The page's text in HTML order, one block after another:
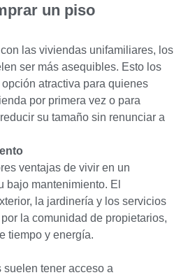
un piso
las viviendas unifamiliares, los
ser más asequibles. Esto los
atractiva para quienes
por primera vez o para
su tamaño sin renunciar a
ventajas de vivir en un
bajo mantenimiento. El
la jardinería y los servicios
la comunidad de propietarios,
tiempo y energía.
suelen tener acceso a